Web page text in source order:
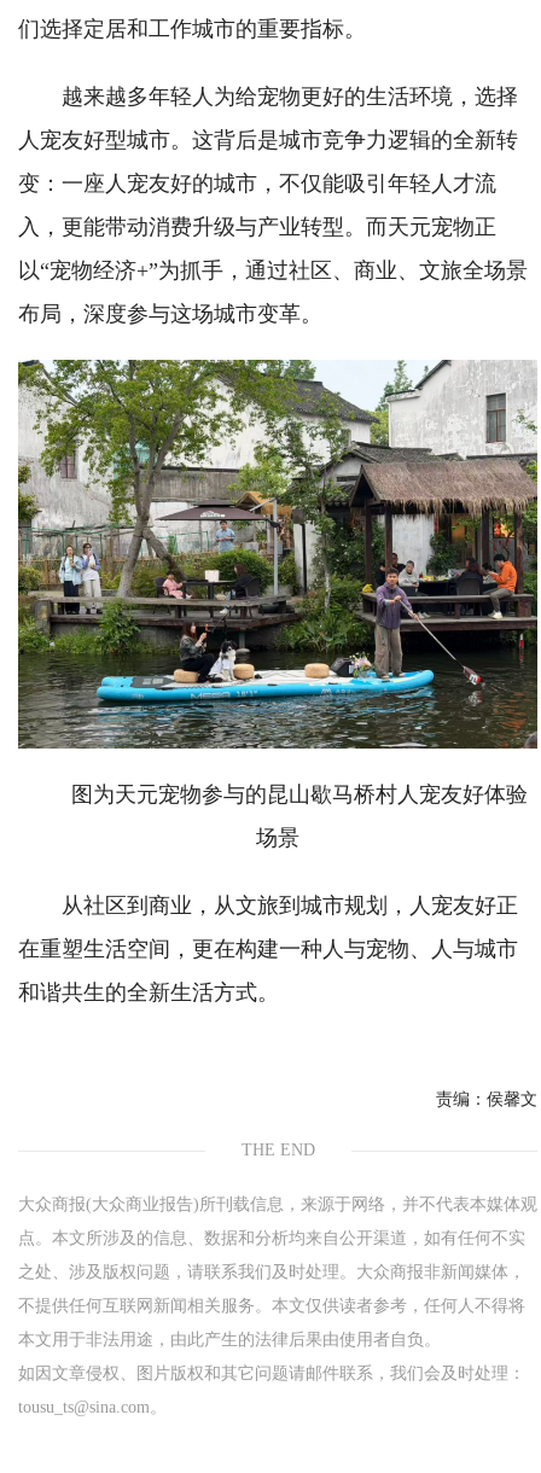
们选择定居和工作城市的重要指标。
越来越多年轻人为给宠物更好的生活环境，选择
人宠友好型城市。这背后是城市竞争力逻辑的全新转
变：一座人宠友好的城市，不仅能吸引年轻人才流
入，更能带动消费升级与产业转型。而天元宠物正
以“宠物经济+”为抓手，通过社区、商业、文旅全场景
布局，深度参与这场城市变革。
图为天元宠物参与的昆山歇马桥村人宠友好体验
场景
从社区到商业，从文旅到城市规划，人宠友好正
在重塑生活空间，更在构建一种人与宠物、人与城市
和谐共生的全新生活方式。
责编： 侯馨文
THE END
大众商报(大众商业报告)所刊载信息，来源于网络，并不代表本媒体观
点。本文所涉及的信息、数据和分析均来自公开渠道，如有任何不实
之处、涉及版权问题，请联系我们及时处理。大众商报非新闻媒体，
不提供任何互联网新闻相关服务。本文仅供读者参考，任何人不得将
本文用于非法用途，由此产生的法律后果由使用者自负。
如因文章侵权、图片版权和其它问题请邮件联系，我们会及时处理：
tousu_ts@sina.com。